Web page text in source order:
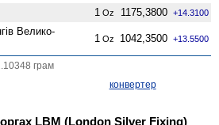
1 Oz 1175,3800 +14.3100
Велико­
1 Oz 1042,3500 +13.5500
грам
конвертер
LBM (London Silver Fixing)